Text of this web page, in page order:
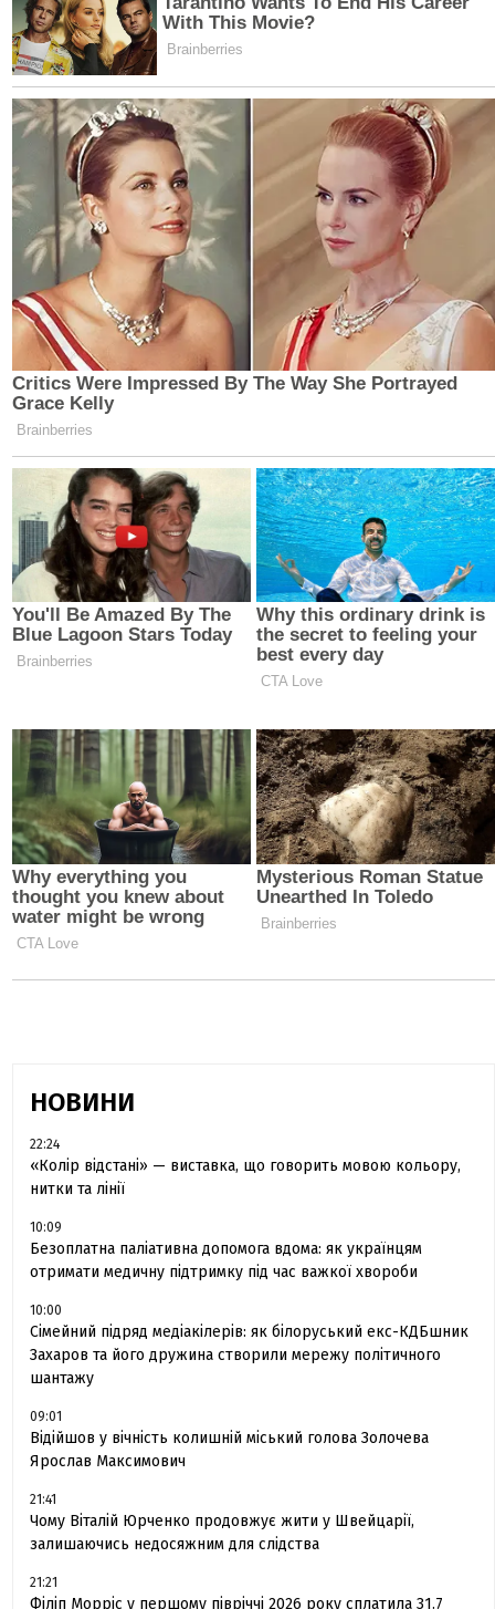
НОВИНИ
22:24
«Колір відстані» — виставка, що говорить мовою кольору,
нитки та лінії
10:09
Безоплатна паліативна допомога вдома: як українцям
отримати медичну підтримку під час важкої хвороби
10:00
Сімейний підряд медіакілерів: як білоруський екс-КДБшник
Захаров та його дружина створили мережу політичного
шантажу
09:01
Відійшов у вічність колишній міський голова Золочева
Ярослав Максимович
21:41
Чому Віталій Юрченко продовжує жити у Швейцарії,
залишаючись недосяжним для слідства
21:21
Філіп Морріс у першому півріччі 2026 року сплатила 31.7